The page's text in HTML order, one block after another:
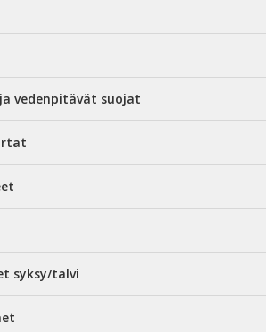
vedenpitävät suojat
syksy/talvi